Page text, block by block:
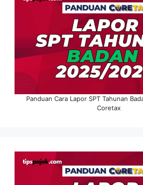
Panduan Cara Lapor SPT Tahunan
Coretax